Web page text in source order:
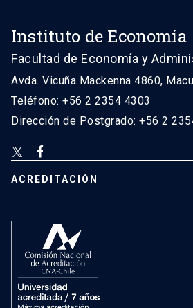
Instituto de Economía
Facultad de Economía y
Avda. Vicuña Mackenna 4860,
Teléfono: +56 2 2354 4303
Dirección de Postgrado: +56 2
ACREDITACIÓN